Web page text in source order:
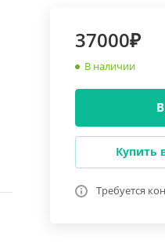
37000₽
В наличии
Купить
Требуется